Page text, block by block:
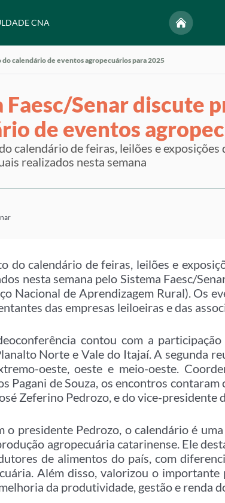
CNA
calendário de eventos agropecuários para 2025
Faesc/Senar discute
de eventos
calendário de feiras, leilões e
realizados nesta semana
do calendário de feiras, leilões e
nesta semana pelo Sistema Faesc/
Nacional de Aprendizagem Rural). Os
das empresas leiloeiras e das
contou com a
Norte e Vale do Itajaí. A segunda
oeste, oeste e meio-oeste.
Pagani de Souza, os encontros contaram
Zeferino Pedrozo, e do vice-presidente
o presidente Pedrozo, o calendário é
agropecuária catarinense. Ele
de alimentos do país, com
Além disso, valorizou o importante
da produtividade, gestão e renda